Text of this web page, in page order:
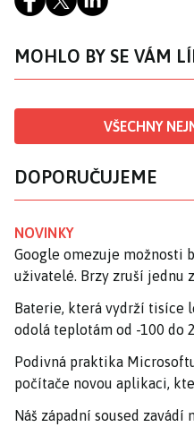
MOHLO BY SE VÁM
VŠECHNY
DOPORUČUJEME
NOVINKY
Google omezuje možnosti
uživatelé. Brzy zruší jednu
Baterie, která vydrží tisíce
odolá teplotám od -100 do
Podivná praktika
počítače novou aplikaci,
Náš západní soused